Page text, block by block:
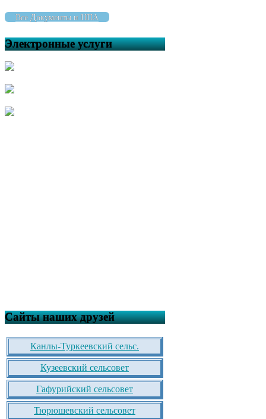
Все Документы и НПА
Электронные услуги
Сайты наших друзей
Канлы-Туркеевский сельс.
Кузеевский сельсовет
Гафурийский сельсовет
Тюрюшевский сельсовет